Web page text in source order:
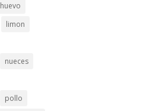
huevo
limon
nueces
pollo